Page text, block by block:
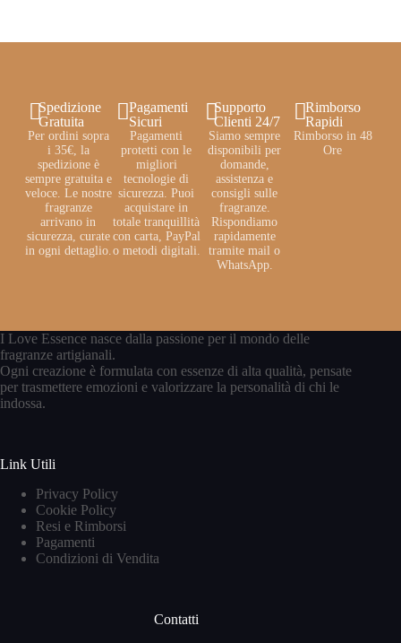
Spedizione
Gratuita
Per ordini sopra
i 35€, la
spedizione è
sempre gratuita e
veloce. Le nostre
fragranze
arrivano in
sicurezza, curate
in ogni dettaglio.
Pagamenti
Sicuri
Pagamenti
protetti con le
migliori
tecnologie di
sicurezza. Puoi
acquistare in
totale tranquillità
con carta, PayPal
o metodi digitali.
Supporto
Clienti 24/7
Siamo sempre
disponibili per
domande,
assistenza e
consigli sulle
fragranze.
Rispondiamo
rapidamente
tramite mail o
WhatsApp.
Rimborso
Rapidi
Rimborso in 48
Ore
I Love Essence nasce dalla passione per il mondo delle
fragranze artigianali.
Ogni creazione è formulata con essenze di alta qualità, pensate
per trasmettere emozioni e valorizzare la personalità di chi le
indossa.
Link Utili
Privacy Policy
Cookie Policy
Resi e Rimborsi
Pagamenti
Condizioni di Vendita
Contatti